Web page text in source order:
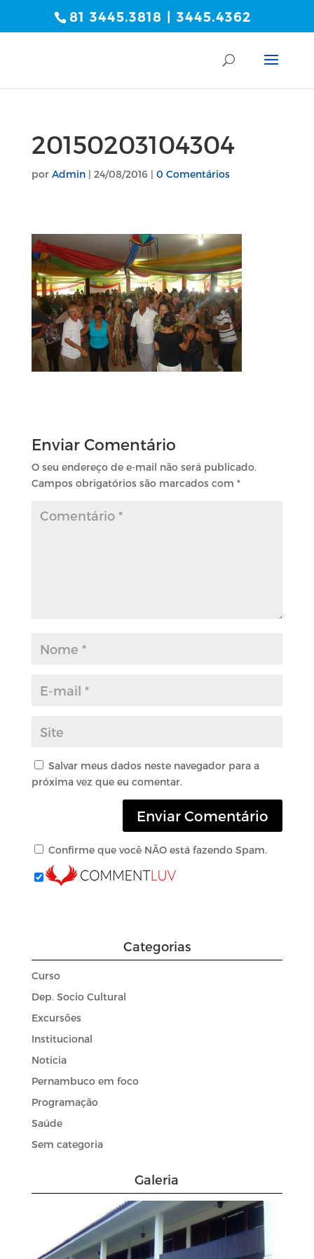
81 3445.3818 | 3445.4362
20150203104304
por Admin| 24/08/2016 | 0 Comentários
Enviar Comentário
O seu endereço de e-mail não será publicado.
Campos obrigatórios são marcados com *
Salvar meus dados neste navegador para a
próxima vez que eu comentar.
Confirme que você NÃO está fazendo Spam.
Categorias
Curso
Dep. Socio Cultural
Excursões
Institucional
Noticia
Pernambuco em foco
Programação
Saúde
Sem categoria
Galeria